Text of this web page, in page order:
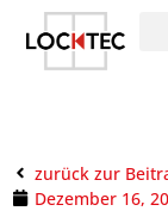
zurück zur
Dezember 16,